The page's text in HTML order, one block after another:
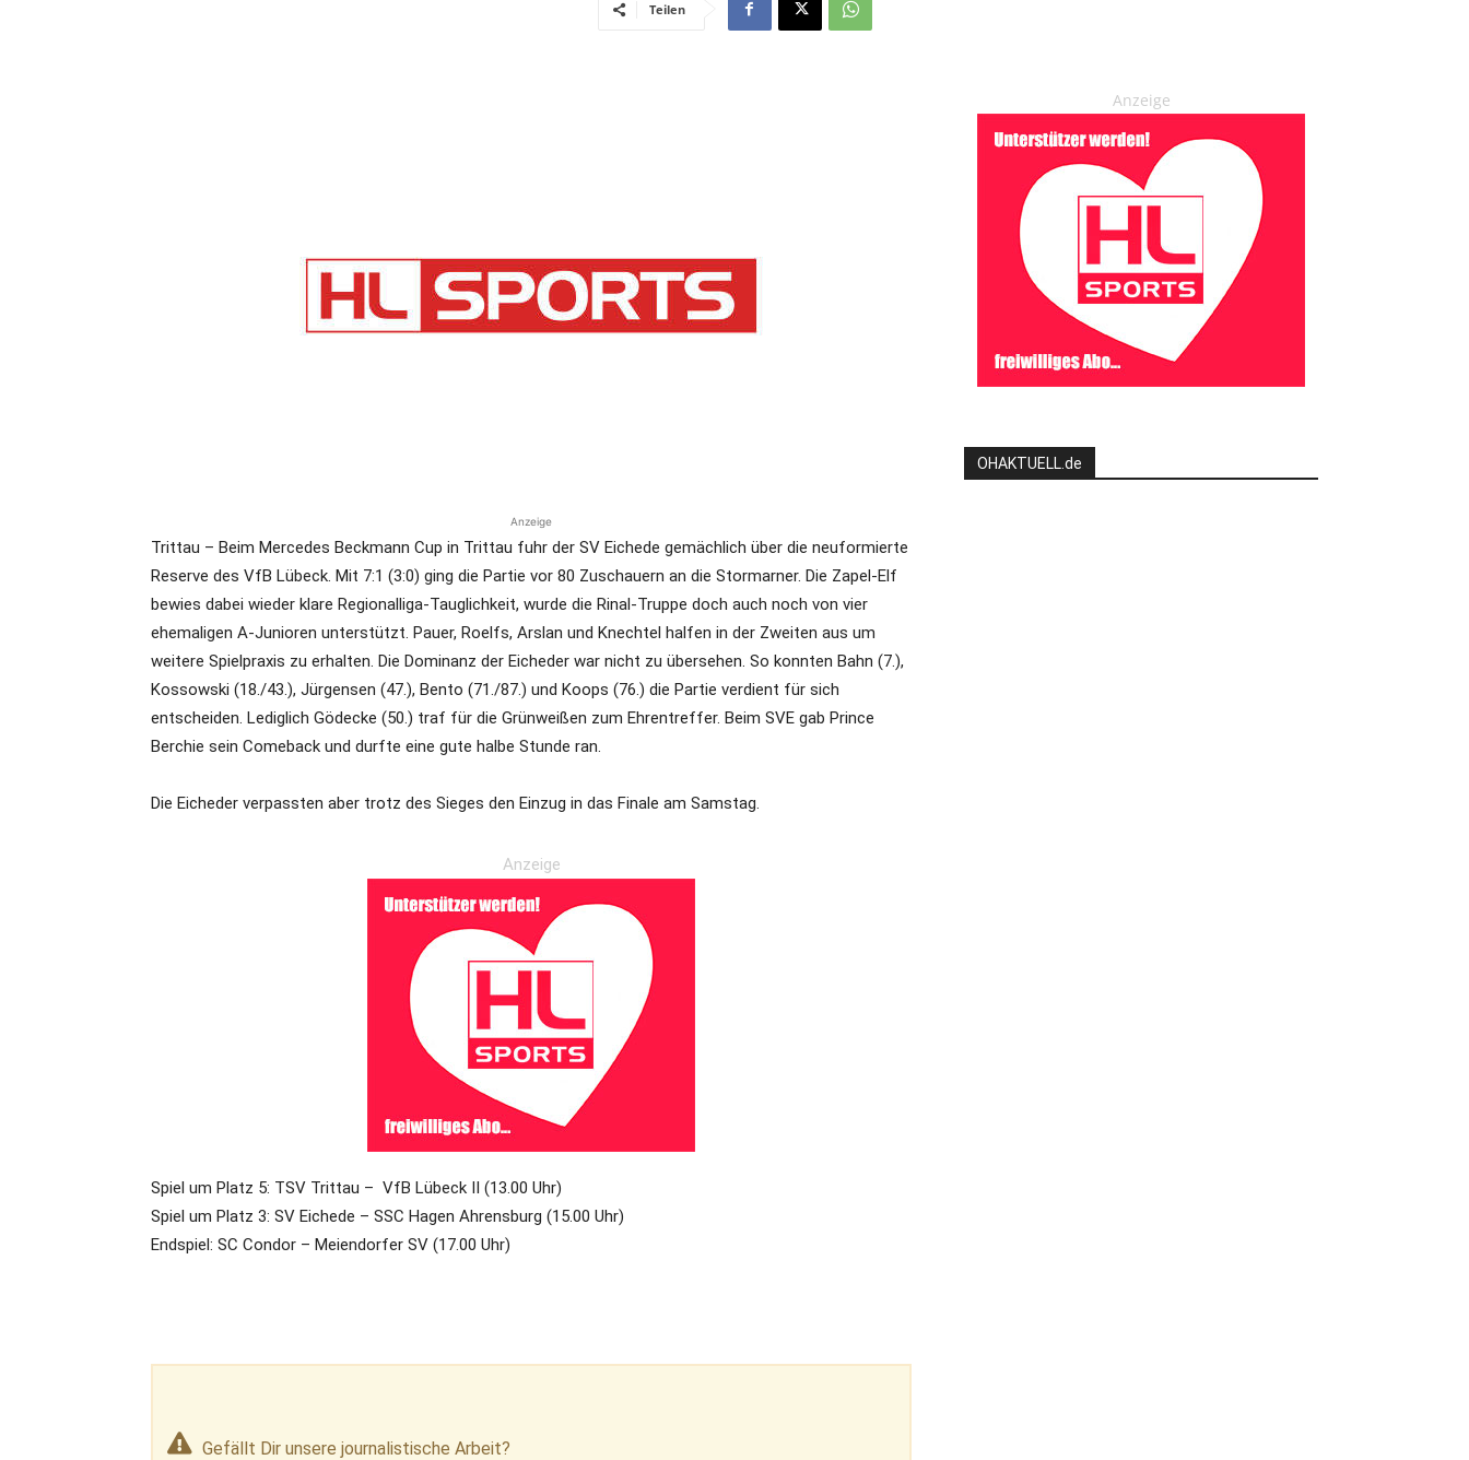
Teilen
Anzeige
Trittau – Beim Mercedes Beckmann Cup in Trittau fuhr der SV Eichede gemächlich über die neuformierte
Reserve des VfB Lübeck. Mit 7:1 (3:0) ging die Partie vor 80 Zuschauern an die Stormarner. Die Zapel-Elf
bewies dabei wieder klare Regionalliga-Tauglichkeit, wurde die Rinal-Truppe doch auch noch von vier
ehemaligen A-Junioren unterstützt. Pauer, Roelfs, Arslan und Knechtel halfen in der Zweiten aus um
weitere Spielpraxis zu erhalten. Die Dominanz der Eicheder war nicht zu übersehen. So konnten Bahn (7.),
Kossowski (18./43.), Jürgensen (47.), Bento (71./87.) und Koops (76.) die Partie verdient für sich
entscheiden. Lediglich Gödecke (50.) traf für die Grünweißen zum Ehrentreffer. Beim SVE gab Prince
Berchie sein Comeback und durfte eine gute halbe Stunde ran.
Die Eicheder verpassten aber trotz des Sieges den Einzug in das Finale am Samstag.
Anzeige
Spiel um Platz 5: TSV Trittau – VfB Lübeck II (13.00 Uhr)
Spiel um Platz 3: SV Eichede – SSC Hagen Ahrensburg (15.00 Uhr)
Endspiel: SC Condor – Meiendorfer SV (17.00 Uhr)
Gefällt Dir unsere journalistische Arbeit?
Anzeige
OHAKTUELL.de